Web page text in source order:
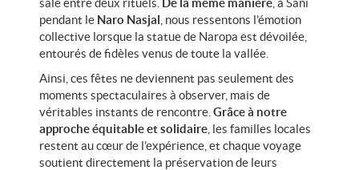
pendant le Naro Nasjal , nous ressentons l’émotion
collective lorsque la statue de Naropa est dévoilée,
entourés de fidèles venus de toute la vallée.
Ainsi, ces fêtes ne deviennent pas seulement des
moments spectaculaires à observer, mais de
véritables instants de rencontre. Grâce à notre
approche équitable et solidaire, les familles locales
restent au cœur de l’expérience, et chaque voyage
soutient directement la préservation de leurs